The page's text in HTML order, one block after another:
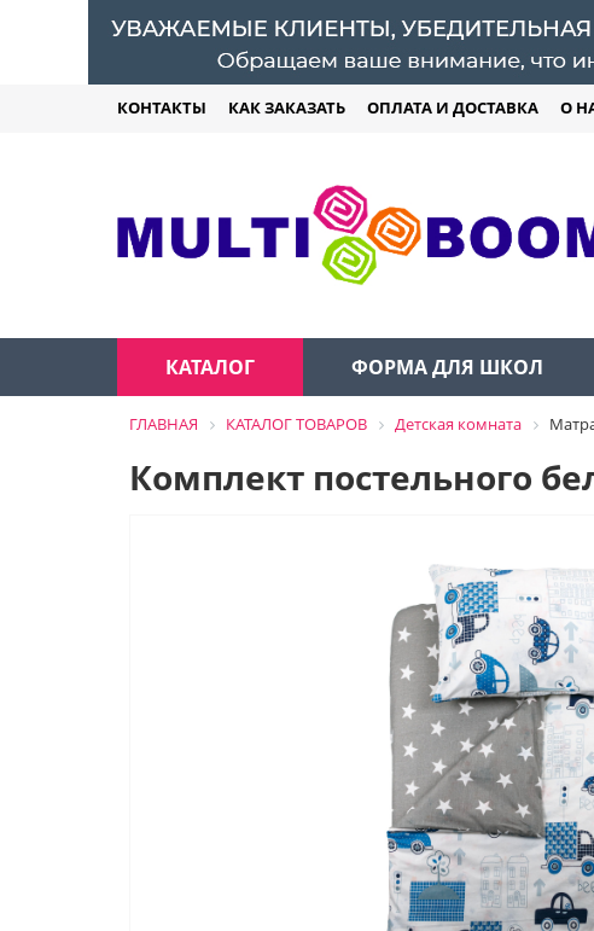
КОНТАКТЫ КАК ЗАКАЗАТЬ ОПЛАТА И ДОСТАВКА О
КАТАЛОГ ФОРМА ДЛЯ ШКОЛ
ГЛАВНАЯ КАТАЛОГ ТОВАРОВ Детская комната
Комплект постельного